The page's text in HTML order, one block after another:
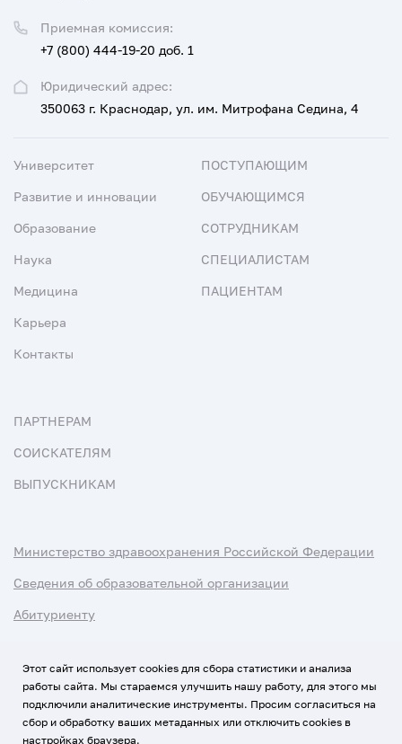
Юридический адрес:
350063 г. Краснодар, ул. им. Митрофана Седина, 4
Приемная комиссия:
+7 (800) 444-19-20 доб. 1
Университет
Развитие и инновации
Образование
Наука
Медицина
Карьера
Контакты
ПОСТУПАЮЩИМ
ОБУЧАЮЩИМСЯ
СОТРУДНИКАМ
СПЕЦИАЛИСТАМ
ПАЦИЕНТАМ
ПАРТНЕРАМ
СОИСКАТЕЛЯМ
ВЫПУСКНИКАМ
Министерство здравоохранения Российской Федерации
Сведения об образовательной организации
Абитуриенту
Политика обработки персональных данных
Этот сайт использует cookies для сбора статистики и анализа
работы сайта. Мы стараемся улучшить нашу работу, для этого мы
подключили аналитические инструменты. Просим согласиться на
сбор и обработку ваших метаданных или отключить cookies в
настройках браузера.